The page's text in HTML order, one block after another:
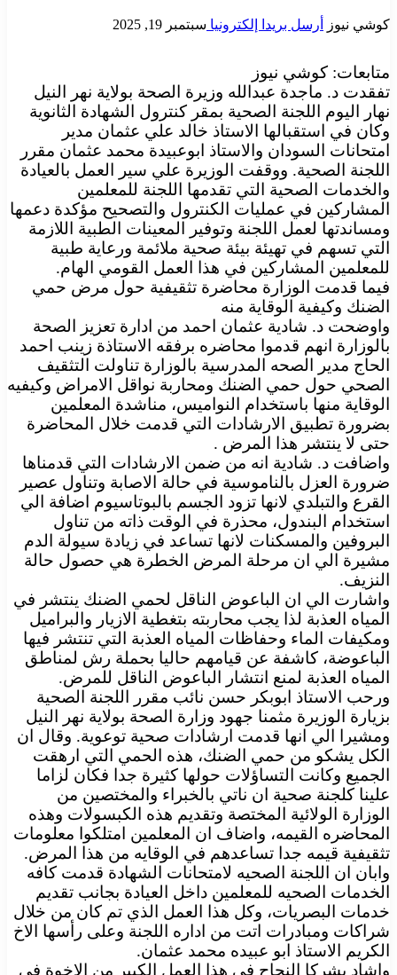
كوشي نيوز أرسل بريدا إلكترونيا سبتمبر 19, 2025
متابعات: كوشي نيوز
تفقدت د. ماجدة عبدالله وزيرة الصحة بولاية نهر النيل
نهار اليوم اللجنة الصحية بمقر كنترول الشهادة الثانوية
وكان في استقبالها الاستاذ خالد علي عثمان مدير
امتحانات السودان والاستاذ ابوعبيدة محمد عثمان مقرر
اللجنة الصحية. ووقفت الوزيرة علي سير العمل بالعيادة
والخدمات الصحية التي تقدمها اللجنة للمعلمين
المشاركين في عمليات الكنترول والتصحيح مؤكدة دعمها
ومساندتها لعمل اللجنة وتوفير المعينات الطبية اللازمة
التي تسهم في تهيئة بيئة صحية ملائمة ورعاية طبية
للمعلمين المشاركين في هذا العمل القومي الهام.
فيما قدمت الوزارة محاضرة تثقيفية حول مرض حمي
الضنك وكيفية الوقاية منه
واوضحت د. شادية عثمان احمد من ادارة تعزيز الصحة
بالوزارة انهم قدموا محاضره برفقه الاستاذة زينب احمد
الحاج مدير الصحه المدرسية بالوزارة تناولت التثقيف
الصحي حول حمي الضنك ومحاربة نواقل الامراض وكيفيه
الوقاية منها باستخدام النواميس، مناشدة المعلمين
بضرورة تطبيق الارشادات التي قدمت خلال المحاضرة
حتى لا ينتشر هذا المرض .
واضافت د. شادية انه من ضمن الارشادات التي قدمناها
ضرورة العزل بالناموسية في حالة الاصابة وتناول عصير
القرع والتبلدي لانها تزود الجسم بالبوتاسيوم اضافة الي
استخدام البندول، محذرة في الوقت ذاته من تناول
البروفين والمسكنات لانها تساعد في زيادة سيولة الدم
مشيرة الي ان مرحلة المرض الخطرة هي حصول حالة
النزيف.
واشارت الي ان الباعوض الناقل لحمي الضنك ينتشر في
المياه العذبة لذا يجب محاربته بتغطية الازيار والبراميل
ومكيفات الماء وحفاظات المياه العذبة التي تنتشر فيها
الباعوضة، كاشفة عن قيامهم حاليا بحملة رش لمناطق
المياه العذبة لمنع انتشار الباعوض الناقل للمرض.
ورحب الاستاذ ابوبكر حسن نائب مقرر اللجنة الصحية
بزيارة الوزيرة مثمنا جهود وزارة الصحة بولاية نهر النيل
ومشيرا الي انها قدمت ارشادات صحية توعوية. وقال ان
الكل يشكو من حمي الضنك، هذه الحمي التي ارهقت
الجميع وكانت التساؤلات حولها كثيرة جدا فكان لزاما
علينا كلجنة صحية ان ناتي بالخبراء والمختصين من
الوزارة الولائية المختصة وتقديم هذه الكبسولات وهذه
المحاضره القيمه، واضاف ان المعلمين امتلكوا معلومات
تثقيفية قيمه جدا تساعدهم في الوقايه من هذا المرض.
وابان ان اللجنة الصحيه لامتحانات الشهادة قدمت كافه
الخدمات الصحيه للمعلمين داخل العيادة بجانب تقديم
خدمات البصريات، وكل هذا العمل الذي تم كان من خلال
شراكات ومبادرات اتت من اداره اللجنة وعلى رأسها الاخ
الكريم الاستاذ ابو عبيده محمد عثمان.
واشاد بشركا النجاح في هذا العمل الكبير من الاخوة في